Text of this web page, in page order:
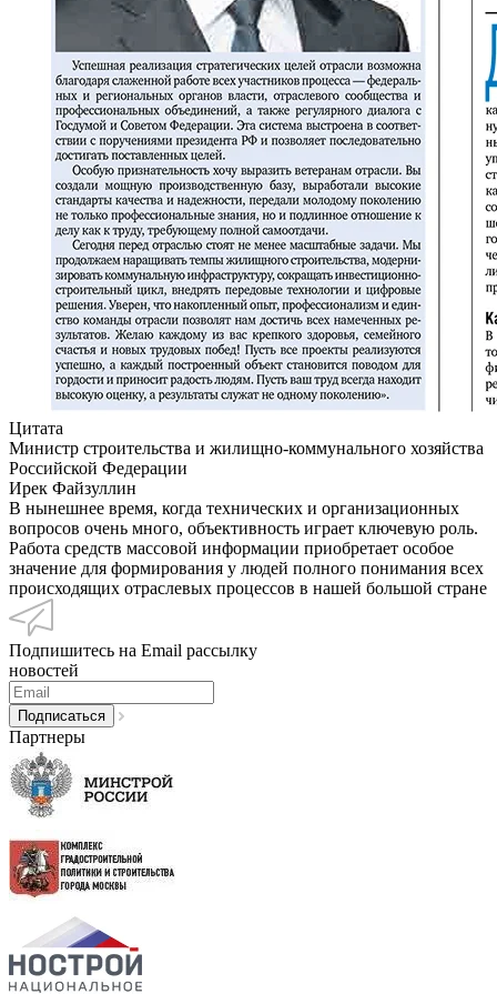
Цитата
Министр строительства и жилищно-коммунального хозяйства
Российской Федерации
Ирек Файзуллин
В нынешнее время, когда технических и организационных
вопросов очень много, объективность играет ключевую роль.
Работа средств массовой информации приобретает особое
значение для формирования у людей полного понимания всех
происходящих отраслевых процессов в нашей большой стране
Подпишитесь на Email рассылку
новостей
Партнеры